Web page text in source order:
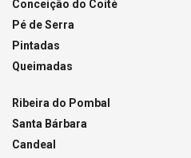
Conceição do Coité
Pé de Serra
Pintadas
Queimadas
Ribeira do Pombal
Santa Bárbara
Candeal